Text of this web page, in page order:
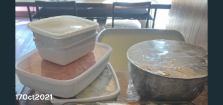
17Oct2021